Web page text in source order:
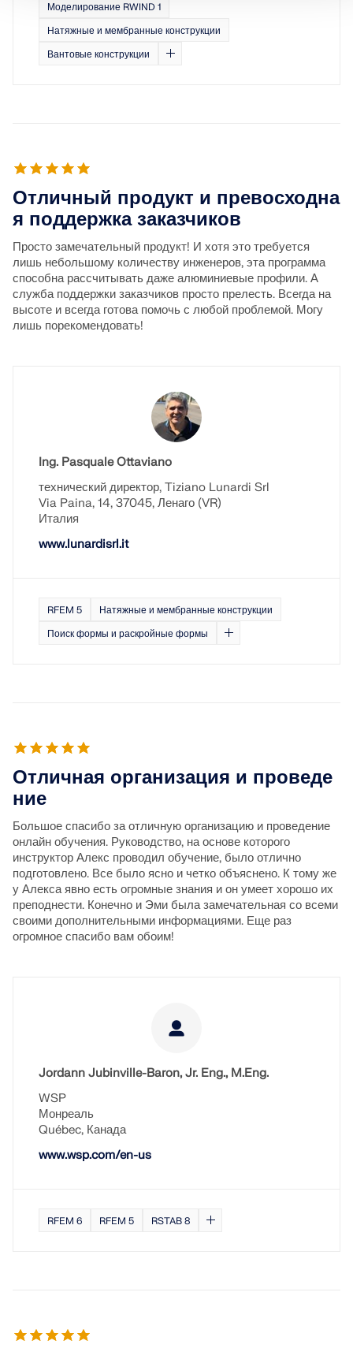
Моделирование RWIND 1
Натяжные и мембранные конструкции
Вантовые конструкции
Отличный продукт и превосходна
я поддержка заказчиков
Просто замечательный продукт! И хотя это требуется
лишь небольшому количеству инженеров, эта программа
способна рассчитывать даже алюминиевые профили. А
служба поддержки заказчиков просто прелесть. Всегда на
высоте и всегда готова помочь с любой проблемой. Могу
лишь порекомендовать!
Ing. Pasquale Ottaviano
технический директор, Tiziano Lunardi Srl
Via Paina, 14, 37045, Ленаго (VR)
Италия
www.lunardisrl.it
RFEM 5
Натяжные и мембранные конструкции
Поиск формы и раскройные формы
Отличная организация и проведе
ние
Большое спасибо за отличную организацию и проведение
онлайн обучения. Руководство, на основе которого
инструктор Алекс проводил обучение, было отлично
подготовлено. Все было ясно и четко объяснено. К тому же
у Алекса явно есть огромные знания и он умеет хорошо их
преподнести. Конечно и Эми была замечательная со всеми
своими дополнительными информациями. Еще раз
огромное спасибо вам обоим!
Jordann Jubinville-Baron, Jr. Eng., M.Eng.
WSP
Монреаль
Québec, Канада
www.wsp.com/en-us
RFEM 6 RFEM 5 RSTAB 8